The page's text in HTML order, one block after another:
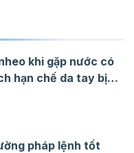
khi gặp nước có
hạn chế da tay bị
pháp lệnh tốt